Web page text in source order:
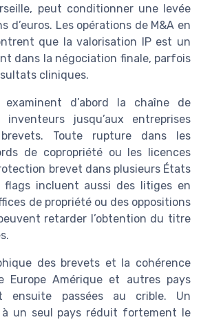
peut conditionner une levée
d’euros. Les opérations de M&A en
que la valorisation IP est un
dans la négociation finale, parfois
cliniques.
examinent d’abord la chaîne de
jusqu’aux entreprises
Toute rupture dans les
de copropriété ou les licences
brevet dans plusieurs États
flags incluent aussi des litiges en
de propriété ou des oppositions
retarder l’obtention du titre
des brevets et la cohérence
Europe Amérique et autres pays
ensuite passées au crible. Un
un seul pays réduit fortement le